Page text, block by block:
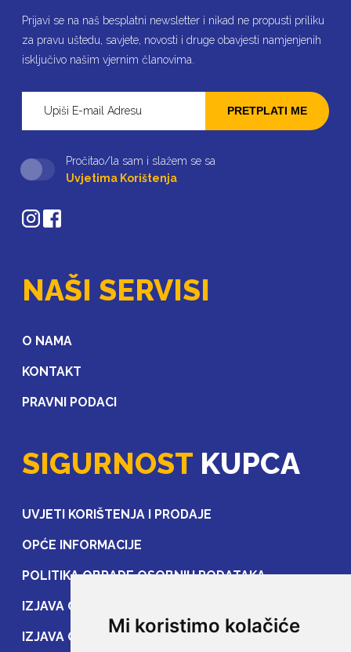
Mi koristimo kolačiće
Prijavi se na naš besplatni newsletter i nikad ne propusti priliku
za pravu uštedu, savjete, novosti i druge obavjesti namjenjenih
isključivo našim vjernim članovima.
PRETPLATI ME
Pročitao/la sam i slažem se sa
Uvjetima Korištenja
NAŠI SERVISI
O NAMA
KONTAKT
PRAVNI PODACI
SIGURNOST KUPCA
UVJETI KORIŠTENJA I PRODAJE
OPĆE INFORMACIJE
POLITIKA OBRADE OSOBNIH PODATAKA
IZJAVA O ZAŠTITI OSOBNIH PODATAKA
IZJAVA O ZAŠTITI PRIJENOSA PODATAKA